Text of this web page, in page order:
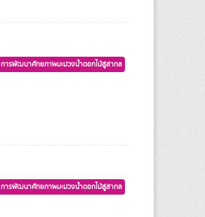
การพัฒนาศักยภาพมะม่วงน้ำดอกไม้สู่สากล
การพัฒนาศักยภาพมะม่วงน้ำดอกไม้สู่สากล